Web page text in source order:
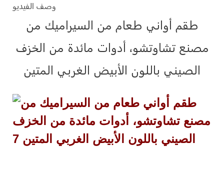
وصف الفيديو
طقم أواني طعام من السيراميك من
مصنع تشاوتشو، أدوات مائدة من الخزف
الصيني باللون الأبيض الغربي المتين